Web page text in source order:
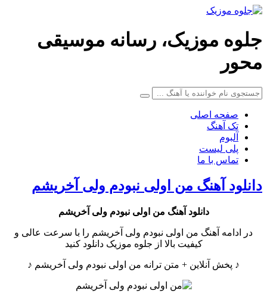
جلوه موزیک، رسانه موسیقی
محور
صفحه اصلی
تک آهنگ
آلبوم
پلی لیست
تماس با ما
دانلود آهنگ من اولی نبودم ولی آخریشم
دانلود آهنگ من اولی نبودم ولی آخریشم
در ادامه آهنگ من اولی نبودم ولی آخریشم را با سرعت عالی و
کیفیت بالا از جلوه موزیک دانلود کنید
♪ پخش آنلاین + متن ترانه من اولی نبودم ولی آخریشم ♪